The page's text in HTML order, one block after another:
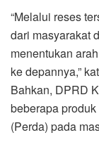
“Melalui reses
dari masyarakat
menentukan
ke depannya,”
Bahkan, DPRD
beberapa
(Perda) pada